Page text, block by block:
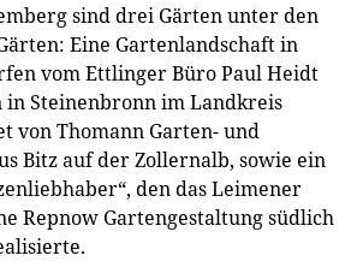
sind drei Gärten unter den
Eine Gartenlandschaft in
vom Ettlinger Büro Paul Heidt
in Steinenbronn im Landkreis
von Thomann Garten- und
Bitz auf der Zollernalb, sowie ein
den das Leimener
Repnow Gartengestaltung südlich